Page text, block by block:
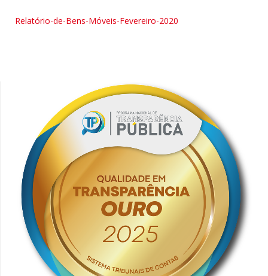
Relatório-de-Bens-Móveis-Fevereiro-2020